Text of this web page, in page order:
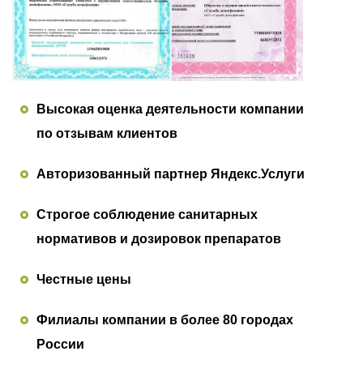
Высокая оценка деятельности компании
по отзывам клиентов
Авторизованный партнер Яндекс.Услуги
Строгое соблюдение санитарных
нормативов и дозировок препаратов
Честные цены
Филиалы компании в более 80 городах
России